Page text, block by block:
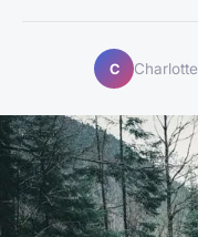
C Charlotte